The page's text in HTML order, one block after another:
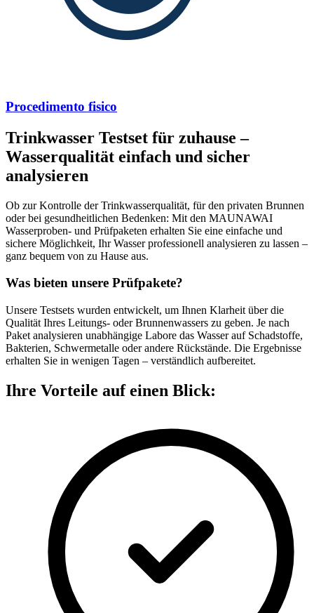
Procedimento fisico
Trinkwasser Testset für zuhause –
Wasserqualität einfach und sicher
analysieren
Ob zur Kontrolle der Trinkwasserqualität, für den privaten Brunnen
oder bei gesundheitlichen Bedenken: Mit den MAUNAWAI
Wasserproben- und Prüfpaketen erhalten Sie eine einfache und
sichere Möglichkeit, Ihr Wasser professionell analysieren zu lassen –
ganz bequem von zu Hause aus.
Was bieten unsere Prüfpakete?
Unsere Testsets wurden entwickelt, um Ihnen Klarheit über die
Qualität Ihres Leitungs- oder Brunnenwassers zu geben. Je nach
Paket analysieren unabhängige Labore das Wasser auf Schadstoffe,
Bakterien, Schwermetalle oder andere Rückstände. Die Ergebnisse
erhalten Sie in wenigen Tagen – verständlich aufbereitet.
Ihre Vorteile auf einen Blick: